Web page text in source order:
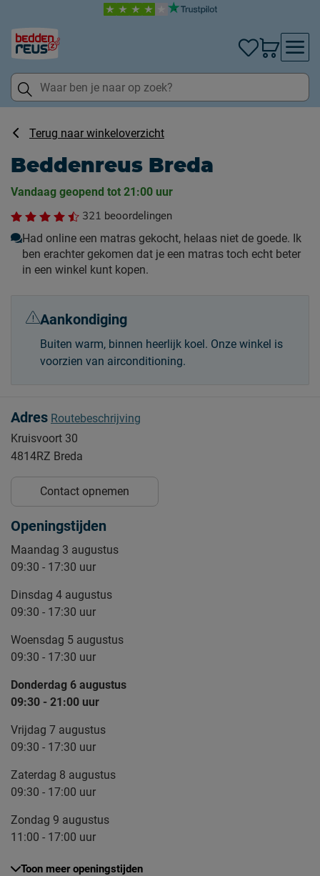
Terug naar winkeloverzicht
Beddenreus Breda
Vandaag geopend tot 21:00 uur
321 beoordelingen
Had online een matras gekocht, helaas niet de goede. Ik
ben erachter gekomen dat je een matras toch echt beter
in een winkel kunt kopen.
Aankondiging
Buiten warm, binnen heerlijk koel. Onze winkel is
voorzien van airconditioning.
Adres Routebeschrijving
Kruisvoort 30
4814RZ Breda
Contact opnemen
Openingstijden
Maandag 3 augustus
09:30 - 17:30 uur
Dinsdag 4 augustus
09:30 - 17:30 uur
Woensdag 5 augustus
09:30 - 17:30 uur
Donderdag 6 augustus
09:30 - 21:00 uur
Vrijdag 7 augustus
09:30 - 17:30 uur
Zaterdag 8 augustus
09:30 - 17:00 uur
Zondag 9 augustus
11:00 - 17:00 uur
Toon meer openingstijden